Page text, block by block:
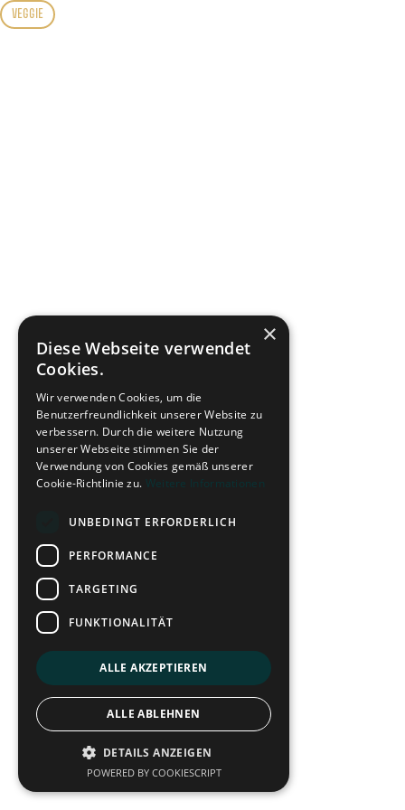
VEGGIE
×
Diese Webseite verwendet
Cookies.
Wir verwenden Cookies, um die
Benutzerfreundlichkeit unserer Website zu
verbessern. Durch die weitere Nutzung
unserer Webseite stimmen Sie der
Verwendung von Cookies gemäß unserer
Cookie-Richtlinie zu. Weitere Informationen
UNBEDINGT ERFORDERLICH
PERFORMANCE
TARGETING
FUNKTIONALITÄT
ALLE AKZEPTIEREN
ALLE ABLEHNEN
DETAILS ANZEIGEN
POWERED BY COOKIESCRIPT